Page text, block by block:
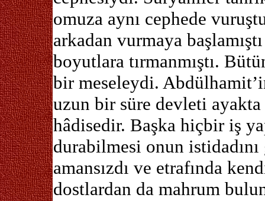
omuza aynı cephede
arkadan vurmaya
boyutlara tırmanmıştı.
bir meseleydi.
uzun bir süre devleti
hâdisedir. Başka hiçbir iş
durabilmesi onun
amansızdı ve etrafında
dostlardan da mahrum